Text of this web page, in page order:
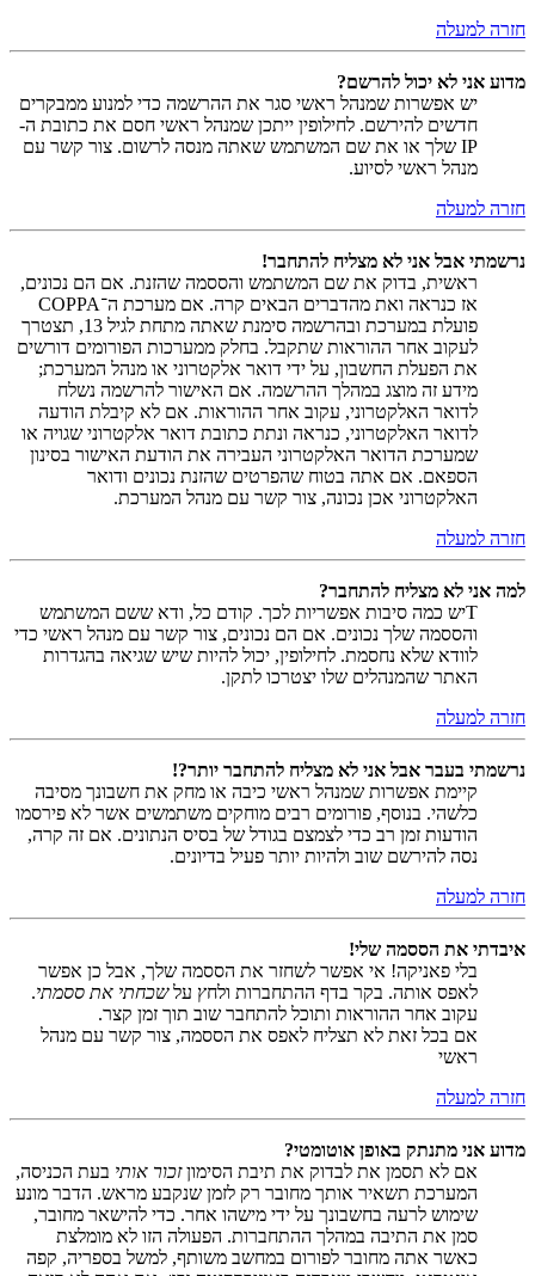
חזרה למעלה
מדוע אני לא יכול להרשם?
יש אפשרות שמנהל ראשי סגר את ההרשמה כדי למנוע ממבקרים
חדשים להירשם. לחילופין ייתכן שמנהל ראשי חסם את כתובת ה-
IP שלך או את שם המשתמש שאתה מנסה לרשום. צור קשר עם
מנהל ראשי לסיוע.
חזרה למעלה
נרשמתי אבל אני לא מצליח להתחבר!
ראשית, בדוק את שם המשתמש והססמה שהזנת. אם הם נכונים,
אז כנראה ואת מהדברים הבאים קרה. אם מערכת ה־COPPA
פועלת במערכת ובהרשמה סימנת שאתה מתחת לגיל 13, תצטרך
לעקוב אחר ההוראות שתקבל. בחלק ממערכות הפורומים דורשים
את הפעלת החשבון, על ידי דואר אלקטרוני או מנהל המערכת;
מידע זה מוצג במהלך ההרשמה. אם האישור להרשמה נשלח
לדואר האלקטרוני, עקוב אחר ההוראות. אם לא קיבלת הודעה
לדואר האלקטרוני, כנראה ונתת כתובת דואר אלקטרוני שגויה או
שמערכת הדואר האלקטרוני העבירה את הודעת האישור בסינון
הספאם. אם אתה בטוח שהפרטים שהזנת נכונים ודואר
האלקטרוני אכן נכונה, צור קשר עם מנהל המערכת.
חזרה למעלה
למה אני לא מצליח להתחבר?
Tיש כמה סיבות אפשריות לכך. קודם כל, ודא ששם המשתמש
והססמה שלך נכונים. אם הם נכונים, צור קשר עם מנהל ראשי כדי
לוודא שלא נחסמת. לחילופין, יכול להיות שיש שגיאה בהגדרות
האתר שהמנהלים שלו יצטרכו לתקן.
חזרה למעלה
נרשמתי בעבר אבל אני לא מצליח להתחבר יותר?!
קיימת אפשרות שמנהל ראשי כיבה או מחק את חשבונך מסיבה
כלשהי. בנוסף, פורומים רבים מוחקים משתמשים אשר לא פירסמו
הודעות זמן רב כדי לצמצם בגודל של בסיס הנתונים. אם זה קרה,
נסה להירשם שוב ולהיות יותר פעיל בדיונים.
חזרה למעלה
איבדתי את הססמה שלי!
בלי פאניקה! אי אפשר לשחזר את הססמה שלך, אבל כן אפשר
לאפס אותה. בקר בדף ההתחברות ולחץ עלשכחתי את ססמתי.
עקוב אחר ההוראות ותוכל להתחבר שוב תוך זמן קצר.
אם בכל זאת לא תצליח לאפס את הססמה, צור קשר עם מנהל
ראשי
חזרה למעלה
מדוע אני מתנתק באופן אוטומטי?
אם לא תסמן את לבדוק את תיבת הסימוןזכור אותי בעת הכניסה,
המערכת תשאיר אותך מחובר רק לזמן שנקבע מראש. הדבר מונע
שימוש לרעה בחשבונך על ידי מישהו אחר. כדי להישאר מחובר,
סמן את התיבה במהלך ההתחברות. הפעולה הזו לא מומלצת
כאשר אתה מחובר לפורום במחשב משותף, למשל בספריה, קפה